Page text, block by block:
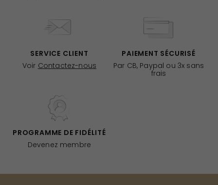
SERVICE CLIENT
Voir Contactez-nous
PAIEMENT SÉCURISÉ
Par CB, Paypal ou 3x sans
frais
PROGRAMME DE FIDÉLITÉ
Devenez membre